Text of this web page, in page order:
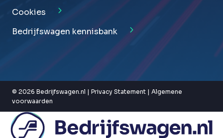
Cookies
Bedrijfswagen kennisbank
© 2026 Bedrijfswagen.nl | Privacy Statement | Algemene
voorwaarden